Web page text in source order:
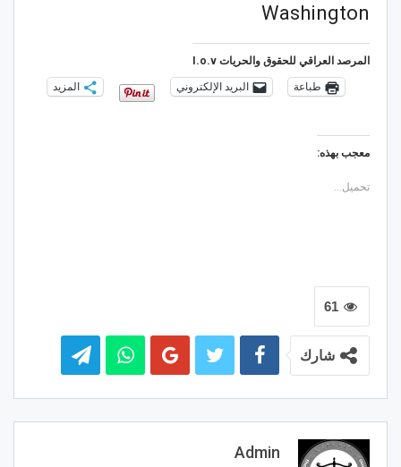
Washington
المرصد العراقي للحقوق والحريات I.o.v
طباعة البريد الإلكتروني المزيد
معجب بهذه:
تحميل...
61
شارك
Admin